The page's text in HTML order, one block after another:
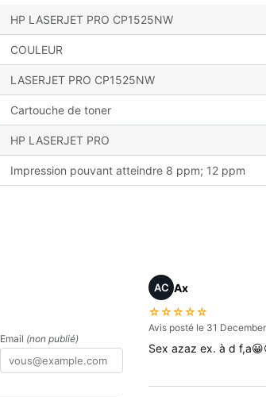
HP LASERJET PRO CP1525NW
COULEUR
LASERJET PRO CP1525NW
Cartouche de toner
HP LASERJET PRO
Impression pouvant atteindre 8 ppm; 12 ppm
Email (non publié)
AC Ax
☆☆☆☆☆
Avis posté le 31
Sex azaz ex.